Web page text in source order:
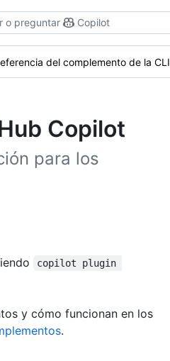
o preguntar Copilot
del complemento de la CLI
Copilot
para los
copilot plugin
y cómo funcionan en los
.